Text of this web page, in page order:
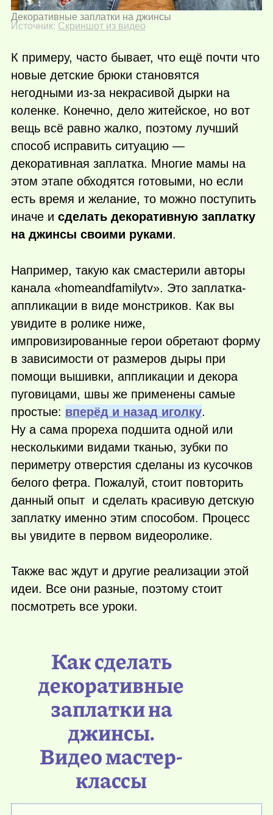
Декоративные заплатки на джинсы
Источник: Скриншот из видео
К примеру, часто бывает, что ещё почти что
новые детские брюки становятся
негодными из-за некрасивой дырки на
коленке. Конечно, дело житейское, но вот
вещь всё равно жалко, поэтому лучший
способ исправить ситуацию —
декоративная заплатка. Многие мамы на
этом этапе обходятся готовыми, но если
есть время и желание, то можно поступить
иначе и сделать декоративную заплатку
на джинсы своими руками.
Например, такую как смастерили авторы
канала «homeandfamilytv». Это заплатка-
аппликации в виде монстриков. Как вы
увидите в ролике ниже,
импровизированные герои обретают форму
в зависимости от размеров дыры при
помощи вышивки, аппликации и декора
пуговицами, швы же применены самые
простые: вперёд и назад иголку.
Ну а сама прореха подшита одной или
несколькими видами тканью, зубки по
периметру отверстия сделаны из кусочков
белого фетра. Пожалуй, стоит повторить
данный опыт и сделать красивую детскую
заплатку именно этим способом. Процесс
вы увидите в первом видеоролике.
Также вас ждут и другие реализации этой
идеи. Все они разные, поэтому стоит
посмотреть все уроки.
Как сделать
декоративные
заплатки на
джинсы.
Видео мастер-
классы